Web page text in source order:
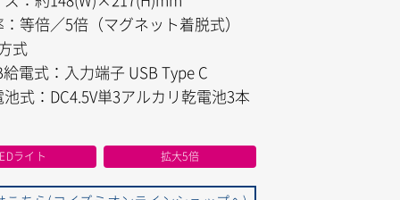
等倍／5倍（マグネット着脱式）
式
電式：入力端子 USB Type C
式：DC4.5V単3アルカリ乾電池3本
ライト 拡大5倍